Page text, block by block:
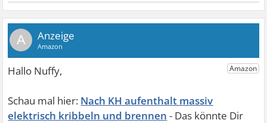
A
Nach KH aufenthalt massiv
elektrisch kribbeln und brennen